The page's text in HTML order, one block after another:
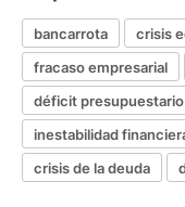
bancarrota crisis
fracaso empresarial
déficit presupuestario
inestabilidad
crisis de la deuda